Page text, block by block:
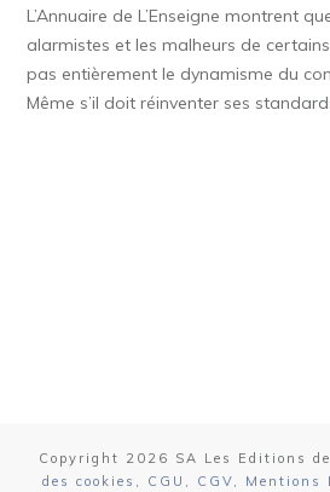
L’Annuaire de L’Enseigne montrent
alarmistes et les malheurs de
pas entièrement le dynamisme du
Même s’il doit réinventer ses
Copyright 2026 SA Les Editions
des cookies , CGU , CGV, Mentions